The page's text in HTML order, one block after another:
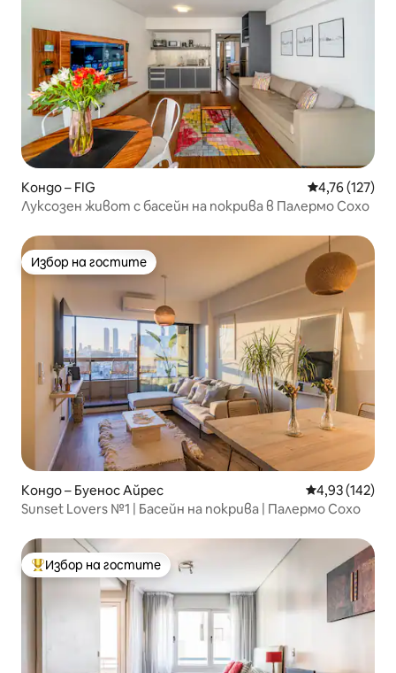
Кондо – FIG Средна
4,76 (127)
Луксозен живот с басейн на покрива в Палермо Сохо
Избор на гостите
Избор на гостите
Кондо – Буенос Айрес Средна
4,93 (142)
Sunset Lovers №1 | Басейн на покрива | Палермо Сохо
Най-популярен избор на гостите
Избор на гостите